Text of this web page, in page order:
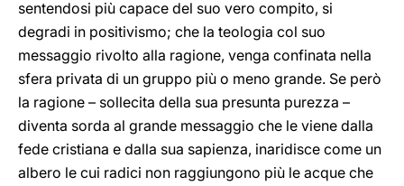
sentendosi più capace del suo vero compito, si
degradi in positivismo; che la teologia col suo
messaggio rivolto alla ragione, venga confinata nella
sfera privata di un gruppo più o meno grande. Se però
la ragione – sollecita della sua presunta purezza –
diventa sorda al grande messaggio che le viene dalla
fede cristiana e dalla sua sapienza, inaridisce come un
albero le cui radici non raggiungono più le acque che